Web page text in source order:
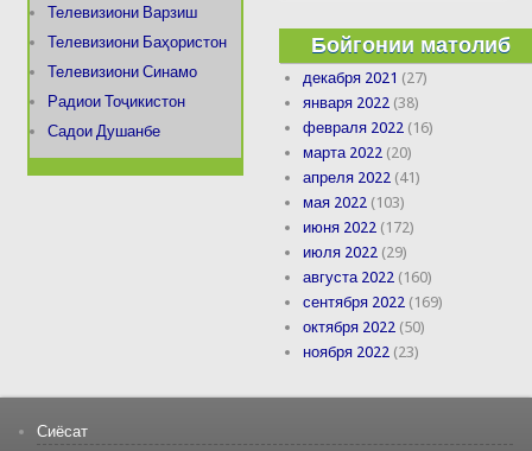
Телевизиони Варзиш
Телевизиони Баҳористон
Телевизиони Синамо
Радиои Тоҷикистон
Садои Душанбе
Бойгонии матолиб
декабря 2021 (27)
января 2022 (38)
февраля 2022 (16)
марта 2022 (20)
апреля 2022 (41)
мая 2022 (103)
июня 2022 (172)
июля 2022 (29)
августа 2022 (160)
сентября 2022 (169)
октября 2022 (50)
ноября 2022 (23)
Сиёсат